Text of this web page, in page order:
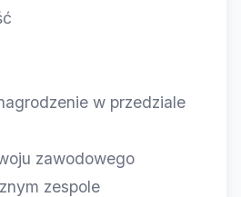
w przedziale
zawodowego
zespole